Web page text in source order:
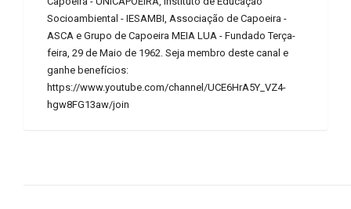
Socioambiental - IESAMBI, Associação de Capoeira -
ASCA e Grupo de Capoeira MEIA LUA - Fundado Terça-
feira, 29 de Maio de 1962. Seja membro deste canal e
ganhe benefícios:
https://www.youtube.com/channel/UCE6HrA5Y_VZ4-
hgw8FG13aw/join